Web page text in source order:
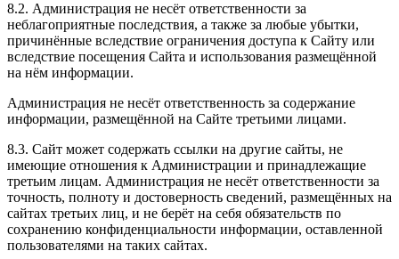
8.2. Администрация не несёт ответственности за
неблагоприятные последствия, а также за любые убытки,
причинённые вследствие ограничения доступа к Сайту или
вследствие посещения Сайта и использования размещённой
на нём информации.
Администрация не несёт ответственность за содержание
информации, размещённой на Сайте третьими лицами.
8.3. Сайт может содержать ссылки на другие сайты, не
имеющие отношения к Администрации и принадлежащие
третьим лицам. Администрация не несёт ответственности за
точность, полноту и достоверность сведений, размещённых на
сайтах третьих лиц, и не берёт на себя обязательств по
сохранению конфиденциальности информации, оставленной
пользователями на таких сайтах.